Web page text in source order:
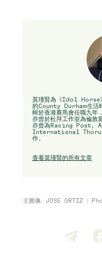
莫瑾賢為《Idol Horse
的County Durham生活
輯於香港賽馬會任職九年
亦曾於杜拜工作並為倫敦
亦曾為Racing Post,
International
作。
查看莫瑾賢的所有文章
主圖像: JOSE ORTIZ